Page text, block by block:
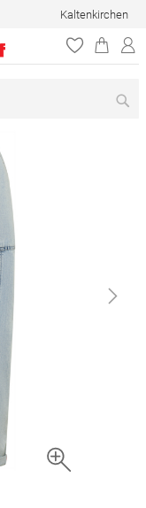
Kaltenkirchen